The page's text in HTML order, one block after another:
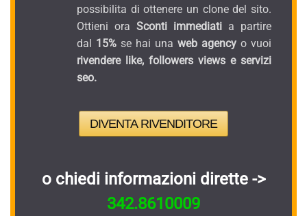
possibilita di ottenere un clone del sito.
Ottieni ora Sconti immediati a partire
dal 15% se hai una web agency o vuoi
rivendere like, followers views e servizi
seo.
DIVENTA RIVENDITORE
o chiedi informazioni dirette ->
342.8610009